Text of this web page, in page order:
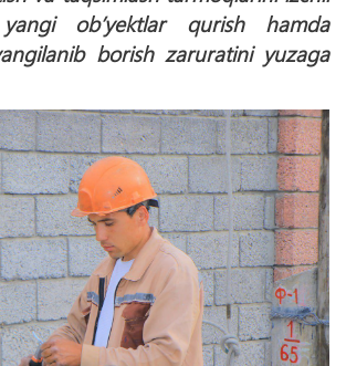
ob’yektlar qurish hamda
borish zaruratini yuzaga